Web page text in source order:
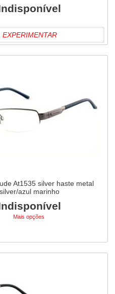
EXPERIMENTAR
At1535 silver haste metal
silver/azul marinho
Mais opções